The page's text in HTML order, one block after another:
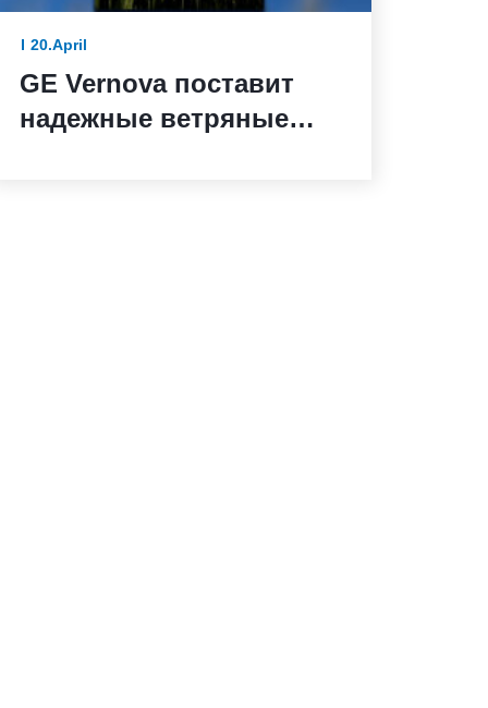
20.April
GE Vernova поставит
надежные ветряные